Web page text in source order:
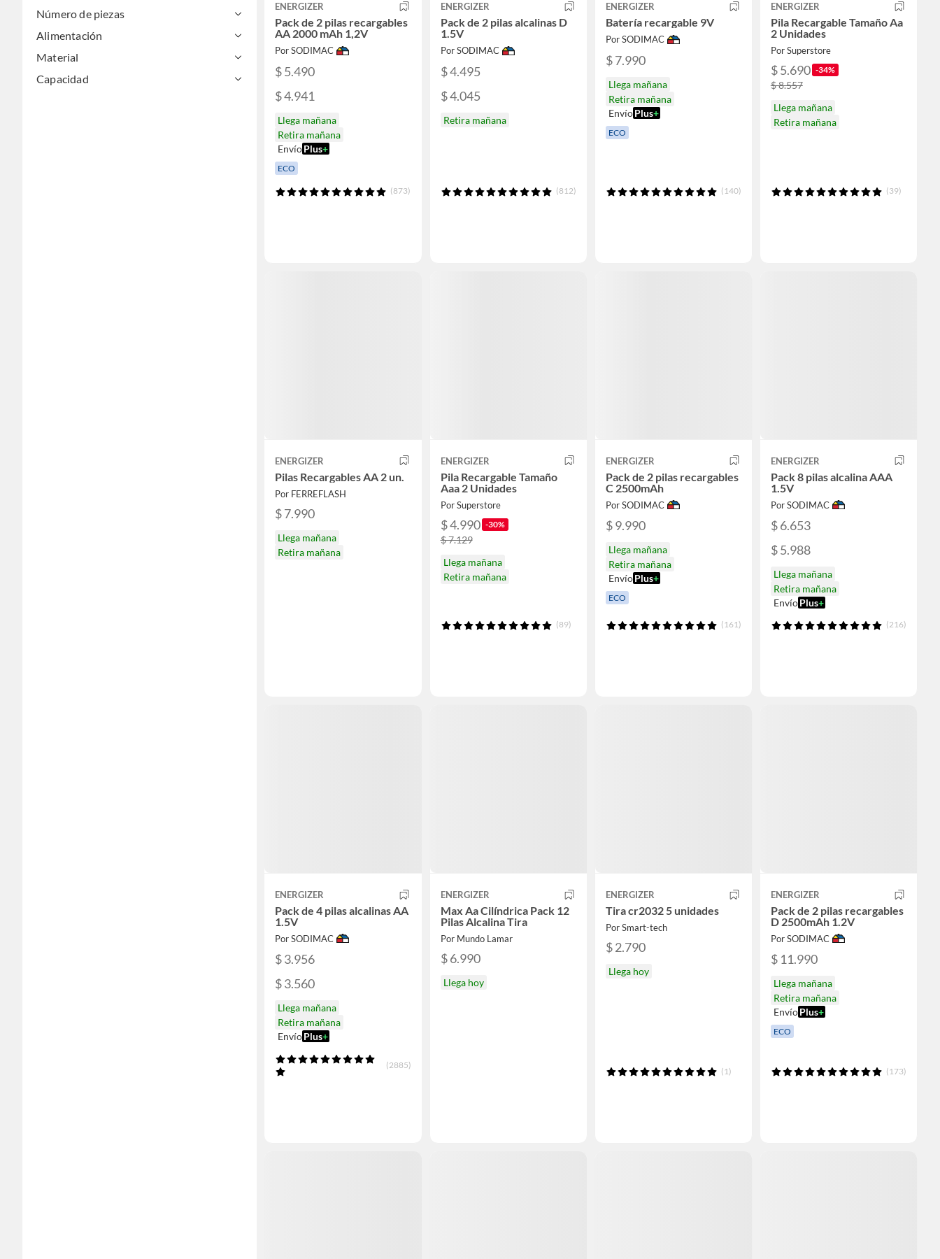
Número de piezas
Alimentación
Material
Capacidad
ENERGIZER
Pack de 2 pilas recargables
AA 2000 mAh 1,2V
Por SODIMAC
$ 5.490
$ 4.941
Llega mañana
Retira mañana
EnvíoPlus+
ECO
(873)
ENERGIZER
Pack de 2 pilas alcalinas D
1.5V
Por SODIMAC
$ 4.495
$ 4.045
Retira mañana
(812)
ENERGIZER
Batería recargable 9V
Por SODIMAC
$ 7.990
Llega mañana
Retira mañana
EnvíoPlus+
ECO
(140)
ENERGIZER
Pila Recargable Tamaño Aa
2 Unidades
Por Superstore
$ 5.690 -34%
$ 8.557
Llega mañana
Retira mañana
(39)
ENERGIZER
Pilas Recargables AA 2 un.
Por FERREFLASH
$ 7.990
Llega mañana
Retira mañana
ENERGIZER
Pila Recargable Tamaño
Aaa 2 Unidades
Por Superstore
$ 4.990 -30%
$ 7.129
Llega mañana
Retira mañana
(89)
ENERGIZER
Pack de 2 pilas recargables
C 2500mAh
Por SODIMAC
$ 9.990
Llega mañana
Retira mañana
EnvíoPlus+
ECO
(161)
ENERGIZER
Pack 8 pilas alcalina AAA
1.5V
Por SODIMAC
$ 6.653
$ 5.988
Llega mañana
Retira mañana
EnvíoPlus+
(216)
ENERGIZER
Pack de 4 pilas alcalinas AA
1.5V
Por SODIMAC
$ 3.956
$ 3.560
Llega mañana
Retira mañana
EnvíoPlus+
(2885)
ENERGIZER
Max Aa Cilíndrica Pack 12
Pilas Alcalina Tira
Por Mundo Lamar
$ 6.990
Llega hoy
ENERGIZER
Tira cr2032 5 unidades
Por Smart-tech
$ 2.790
Llega hoy
(1)
ENERGIZER
Pack de 2 pilas recargables
D 2500mAh 1.2V
Por SODIMAC
$ 11.990
Llega mañana
Retira mañana
EnvíoPlus+
ECO
(173)